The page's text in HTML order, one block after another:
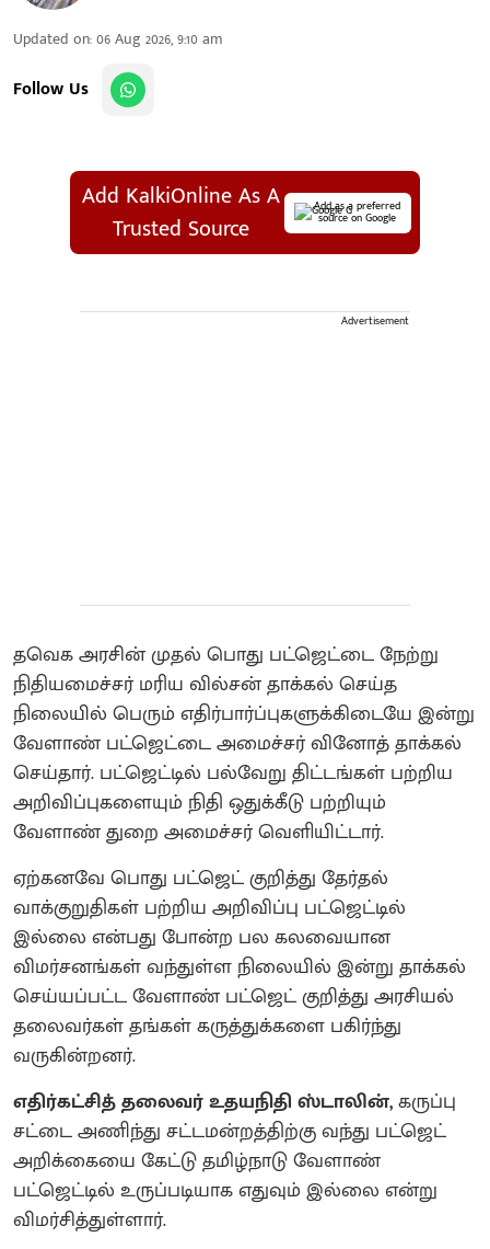
Updated on:06 Aug 2026, 9:10 am
Follow Us
Add KalkiOnline As A
Trusted Source
Add as a preferred
source on Google
Advertisement
தவெக அரசின் முதல் பொது பட்ஜெட்டை நேற்று
நிதியமைச்சர் மரிய வில்சன் தாக்கல் செய்த
நிலையில் பெரும் எதிர்பார்ப்புகளுக்கிடையே இன்று
வேளாண் பட்ஜெட்டை அமைச்சர் வினோத் தாக்கல்
செய்தார். பட்ஜெட்டில் பல்வேறு திட்டங்கள் பற்றிய
அறிவிப்புகளையும் நிதி ஒதுக்கீடு பற்றியும்
வேளாண் துறை அமைச்சர் வெளியிட்டார்.
ஏற்கனவே பொது பட்ஜெட் குறித்து தேர்தல்
வாக்குறுதிகள் பற்றிய அறிவிப்பு பட்ஜெட்டில்
இல்லை என்பது போன்ற பல கலவையான
விமர்சனங்கள் வந்துள்ள நிலையில் இன்று தாக்கல்
செய்யப்பட்ட வேளாண் பட்ஜெட் குறித்து அரசியல்
தலைவர்கள் தங்கள் கருத்துக்களை பகிர்ந்து
வருகின்றனர்.
எதிர்கட்சித் தலைவர் உதயநிதி ஸ்டாலின்,கருப்பு
சட்டை அணிந்து சட்டமன்றத்திற்கு வந்து பட்ஜெட்
அறிக்கையை கேட்டு தமிழ்நாடு வேளாண்
பட்ஜெட்டில் உருப்படியாக எதுவும் இல்லை என்று
விமர்சித்துள்ளார்.